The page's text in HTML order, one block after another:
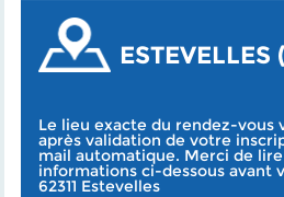
ESTEVELLES
Le lieu exacte du rendez-vous
après validation de votre
mail automatique. Merci de
informations ci-dessous avant
62311 Estevelles